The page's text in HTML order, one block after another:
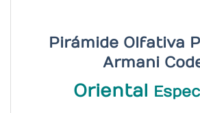
Pirámide Olfativa
Armani
Oriental